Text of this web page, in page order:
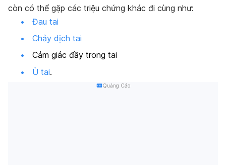
còn có thể gặp các triệu chứng khác đi cùng như:
Đau tai
Chảy dịch tai
Cảm giác đầy trong tai
Ù tai.
Quảng Cáo